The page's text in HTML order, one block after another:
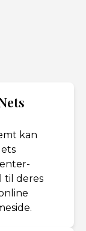
kan
til deres